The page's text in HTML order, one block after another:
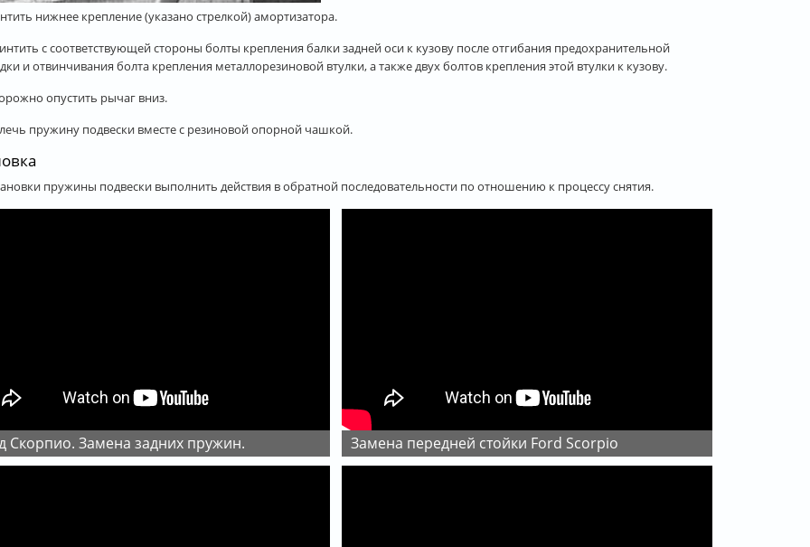
нижнее крепление (указано стрелкой) амортизатора.
с соответствующей стороны болты крепления балки задней оси к кузову после отгибания предохранительной
и отвинчивания болта крепления металлорезиновой втулки, а также двух болтов крепления этой втулки к кузову.
опустить рычаг вниз.
пружину подвески вместе с резиновой опорной чашкой.
пружины подвески выполнить действия в обратной последовательности по отношению к процессу снятия.
Скорпио. Замена задних пружин. Замена передней стойки Ford Scorpio